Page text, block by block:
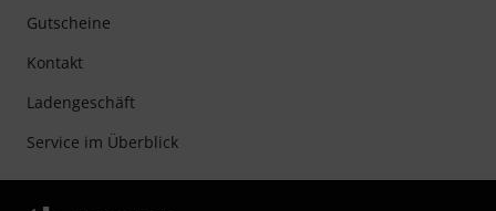
Gutscheine
Kontakt
Ladengeschäft
Service im Überblick